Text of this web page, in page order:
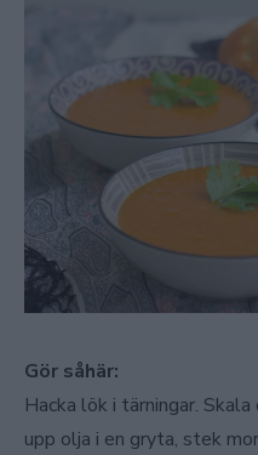
Gör såhär:
Hacka lök i tärningar.
upp olja i en gryta, stek